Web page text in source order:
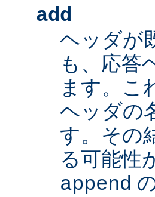
add
ヘッダが
も、応答
ます。こ
ヘッダの
す。その
る可能性
append